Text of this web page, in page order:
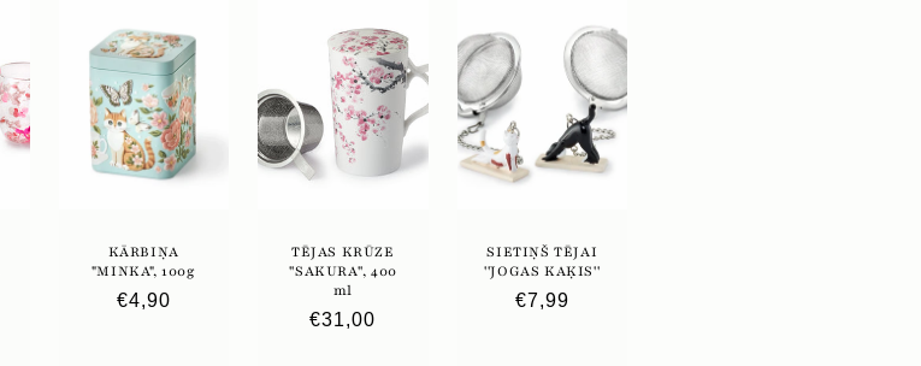
KĀRBIŅA
"MINKA", 100g
Parastā
€4,90
TĒJAS KRŪZE
''SAKURA'', 400
ml
Parastā
€31,00
SIETIŅŠ TĒJAI
''JOGAS KAĶIS''
Parastā
€7,99